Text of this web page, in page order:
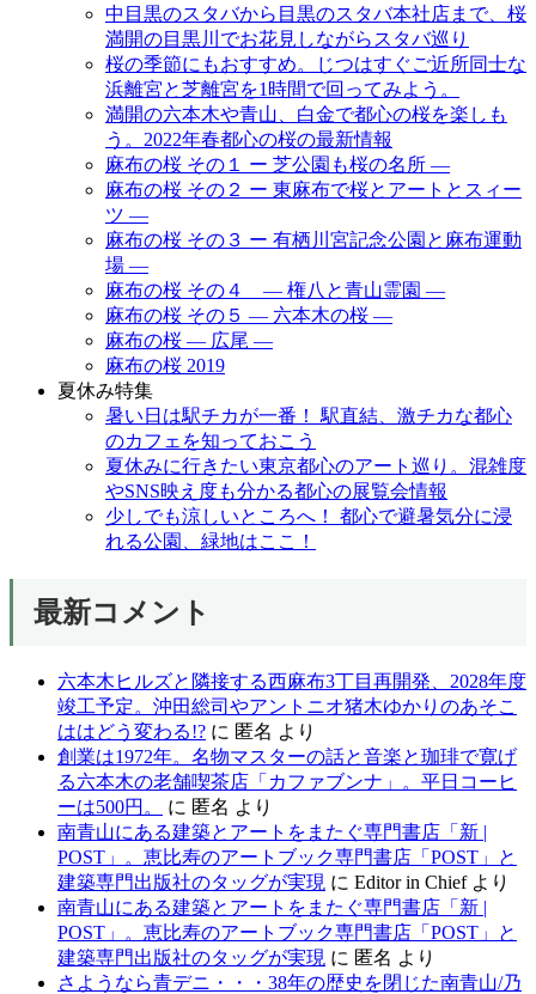
中目黒のスタバから目黒のスタバ本社店まで、桜
満開の目黒川でお花見しながらスタバ巡り
桜の季節にもおすすめ。じつはすぐご近所同士な
浜離宮と芝離宮を1時間で回ってみよう。
満開の六本木や青山、白金で都心の桜を楽しも
う。2022年春都心の桜の最新情報
麻布の桜 その１ ー 芝公園も桜の名所 ―
麻布の桜 その２ ー 東麻布で桜とアートとスィー
ツ ―
麻布の桜 その３ ー 有栖川宮記念公園と麻布運動
場 ―
麻布の桜 その４ ― 権八と青山霊園 ―
麻布の桜 その５ ― 六本木の桜 ―
麻布の桜 ― 広尾 ―
麻布の桜 2019
夏休み特集
暑い日は駅チカが一番！ 駅直結、激チカな都心
のカフェを知っておこう
夏休みに行きたい東京都心のアート巡り。混雑度
やSNS映え度も分かる都心の展覧会情報
少しでも涼しいところへ！ 都心で避暑気分に浸
れる公園、緑地はここ！
最新コメント
六本木ヒルズと隣接する西麻布3丁目再開発、2028年度
竣工予定。沖田総司やアントニオ猪木ゆかりのあそこ
ははどう変わる!? に 匿名 より
創業は1972年。名物マスターの話と音楽と珈琲で寛げ
る六本木の老舗喫茶店「カファブンナ」。平日コーヒ
ーは500円。
に 匿名 より
南青山にある建築とアートをまたぐ専門書店「新 |
POST」。恵比寿のアートブック専門書店「POST」と
建築専門出版社のタッグが実現 に Editor in Chiefより
南青山にある建築とアートをまたぐ専門書店「新 |
POST」。恵比寿のアートブック専門書店「POST」と
建築専門出版社のタッグが実現 に 匿名 より
さようなら青デニ・・・38年の歴史を閉じた南青山/乃